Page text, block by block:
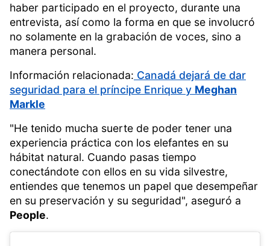
haber participado en el proyecto, durante una
entrevista, así como la forma en que se involucró
no solamente en la grabación de voces, sino a
manera personal.
Información relacionada: Canadá dejará de dar
seguridad para el príncipe Enrique y Meghan
Markle
"He tenido mucha suerte de poder tener una
experiencia práctica con los elefantes en su
hábitat natural. Cuando pasas tiempo
conectándote con ellos en su vida silvestre,
entiendes que tenemos un papel que desempeñar
en su preservación y su seguridad", aseguró a
People.